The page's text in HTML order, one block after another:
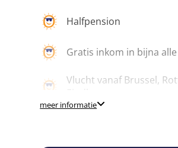
Halfpension
Gratis inkom in bijna
Vlucht vanaf Brussel,
meer informatie